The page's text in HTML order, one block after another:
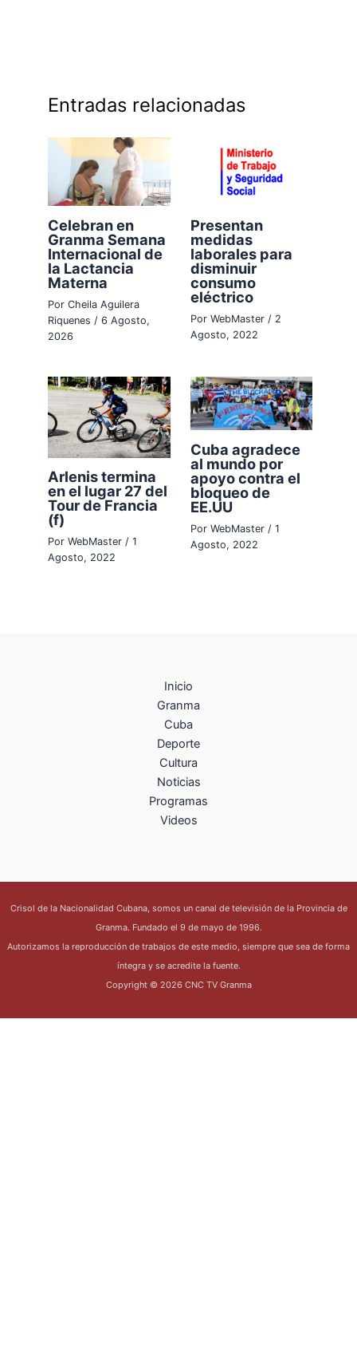
Entradas relacionadas
Celebran en
Granma Semana
Internacional de
la Lactancia
Materna
PorCheila Aguilera
Riquenes /6 Agosto,
2026
Presentan
medidas
laborales para
disminuir
consumo
eléctrico
Por WebMaster / 2
Agosto, 2022
Arlenis termina
en el lugar 27 del
Tour de Francia
(f)
PorWebMaster/1
Agosto, 2022
Cuba agradece
al mundo por
apoyo contra el
bloqueo de
EE.UU
Por WebMaster / 1
Agosto, 2022
Inicio
Granma
Cuba
Deporte
Cultura
Noticias
Programas
Videos
Crisol de la Nacionalidad Cubana, somos un canal de televisión de la Provincia de
Granma. Fundado el 9 de mayo de 1996.
Autorizamos la reproducción de trabajos de este medio, siempre que sea de forma
íntegra y se acredite la fuente.
Copyright © 2026 CNC TV Granma